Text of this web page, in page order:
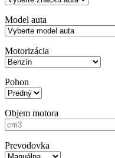
Model auta
Motorizácia
Pohon
Objem motora
Prevodovka